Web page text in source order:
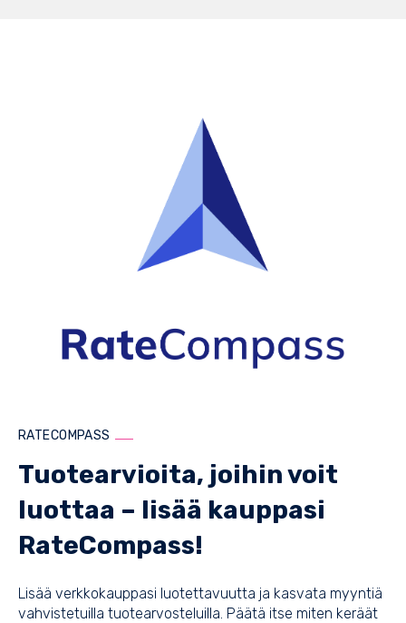
RATECOMPASS
Tuotearvioita, joihin voit
luottaa – lisää kauppasi
RateCompass!
Lisää verkkokauppasi luotettavuutta ja kasvata myyntiä
vahvistetuilla tuotearvosteluilla. Päätä itse miten keräät